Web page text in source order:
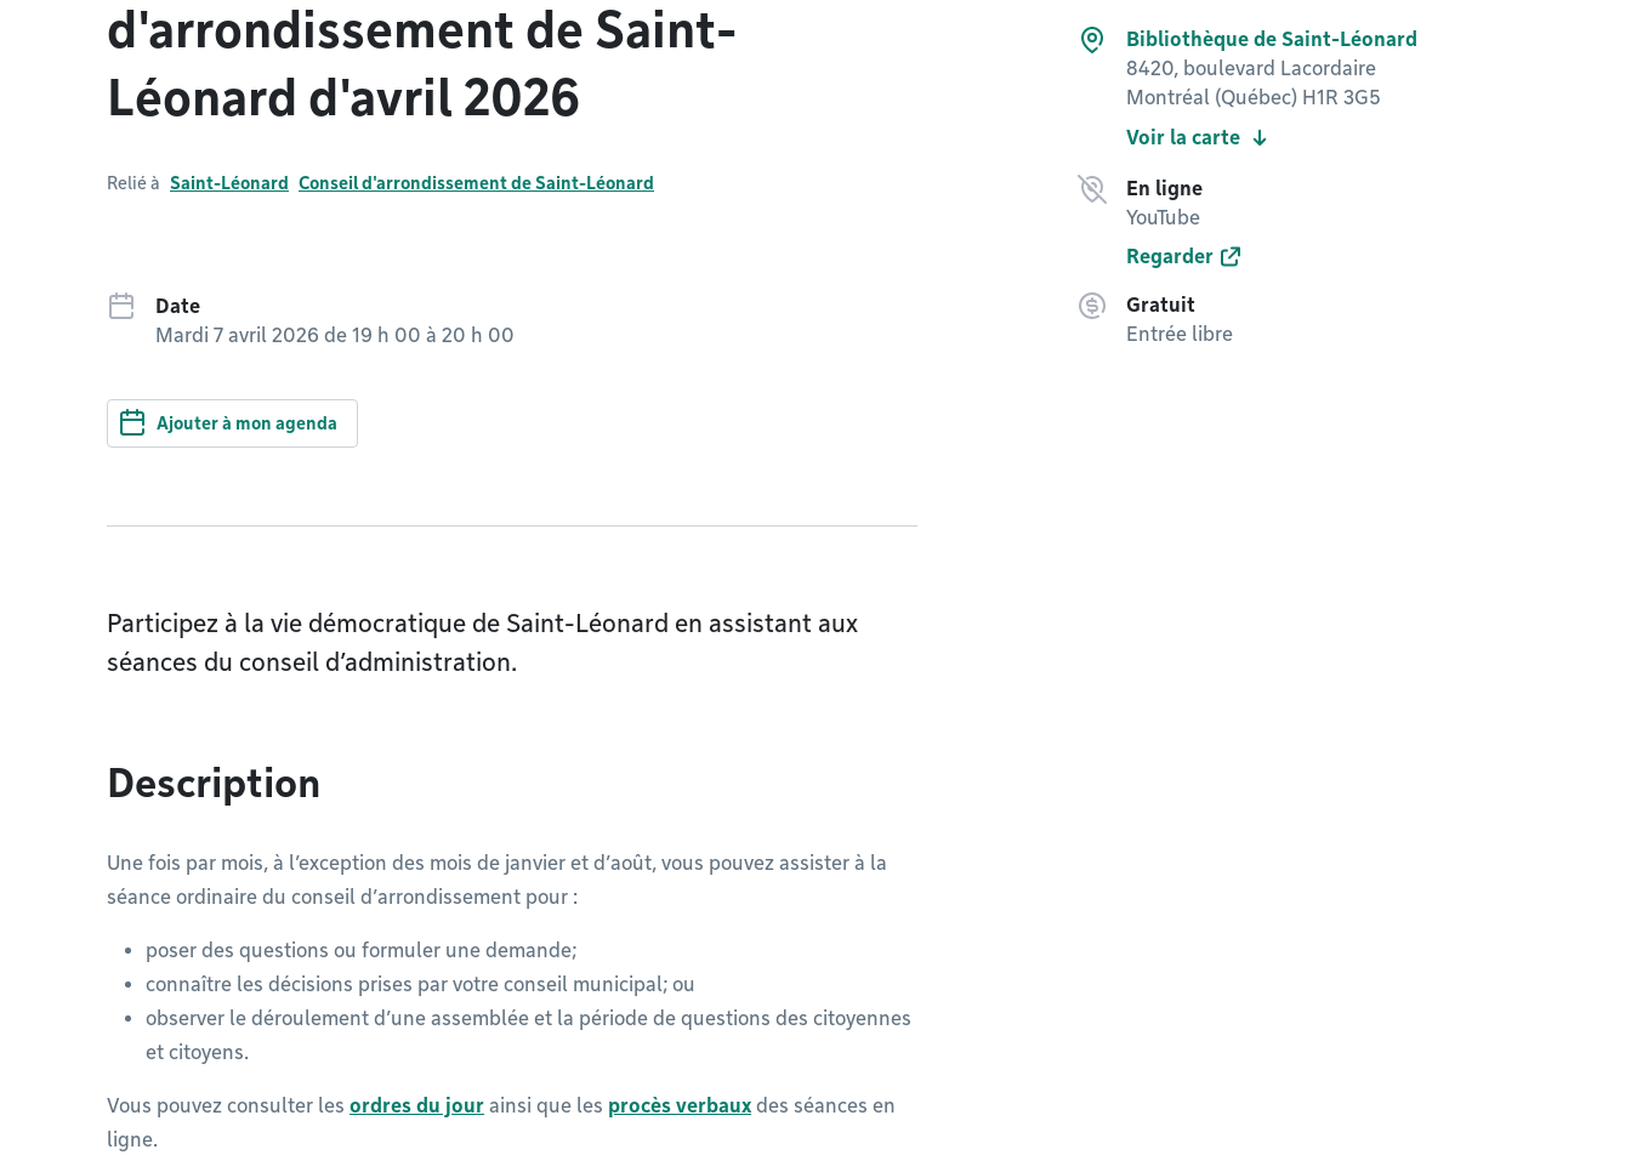
d'arrondissement de Saint-
Léonard d'avril 2026
Relié à Saint-Léonard Conseil d'arrondissement de Saint-Léonard
Date
Mardi 7 avril 2026 de 19 h 00 à 20 h 00
Ajouter à mon agenda
Bibliothèque de Saint-Léonard
8420, boulevard Lacordaire
Montréal (Québec) H1R 3G5
Voir la carte
En ligne
YouTube
Regarder
Gratuit
Entrée libre
Participez à la vie démocratique de Saint-Léonard en assistant aux
séances du conseil d’administration.
Description
Une fois par mois, à l’exception des mois de janvier et d’août, vous pouvez assister à la
séance ordinaire du conseil d’arrondissement pour :
poser des questions ou formuler une demande;
connaître les décisions prises par votre conseil municipal; ou
observer le déroulement d’une assemblée et la période de questions des citoyennes
et citoyens.
Vous pouvez consulter les ordres du jour ainsi que les procès verbaux des séances en
ligne.